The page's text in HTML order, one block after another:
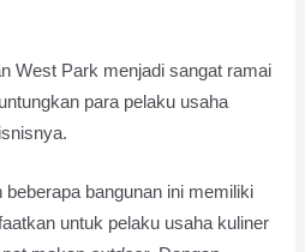
West Park menjadi sangat ramai
para pelaku usaha
beberapa bangunan ini memiliki
untuk pelaku usaha kuliner